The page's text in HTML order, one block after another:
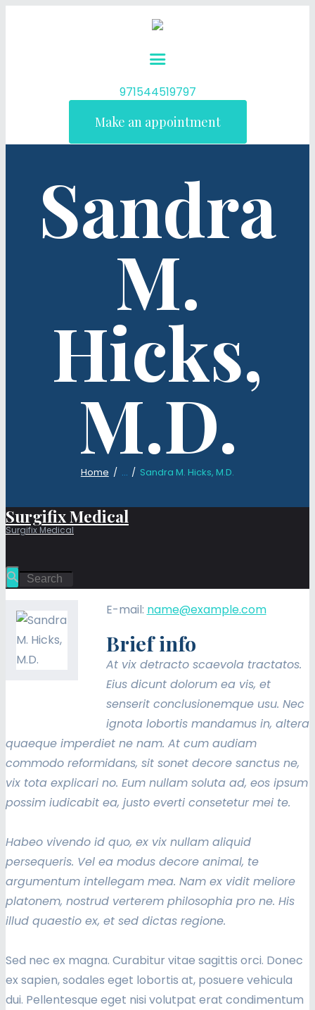
971544519797
Make an appointment
Sandra
M.
Hicks,
M.D.
Home ... Sandra M. Hicks, M.D.
Surgifix Medical
Surgifix Medical
E-mail: name@example.com
Brief info
At vix detracto scaevola tractatos.
Eius dicunt dolorum ea vis, et
senserit conclusionemque usu. Nec
ignota lobortis mandamus in, altera
quaeque imperdiet ne nam. At cum audiam
commodo reformidans, sit sonet decore sanctus ne,
vix tota explicari no. Eum nullam soluta ad, eos ipsum
possim iudicabit ea, justo everti consetetur mei te.
Habeo vivendo id quo, ex vix nullam aliquid
persequeris. Vel ea modus decore animal, te
argumentum intellegam mea. Nam ex vidit meliore
platonem, nostrud verterem philosophia pro ne. His
illud quaestio ex, et sed dictas regione.
Sed nec ex magna. Curabitur vitae sagittis orci. Donec
ex sapien, sodales eget lobortis at, posuere vehicula
dui. Pellentesque eget nisi volutpat erat condimentum